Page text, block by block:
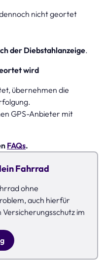
nicht geortet
der Diebstahlanzeige.
wird
übernehmen die
GPS-Anbieter mit
FAQs.
Fahrrad
ohne
auch hierfür
im